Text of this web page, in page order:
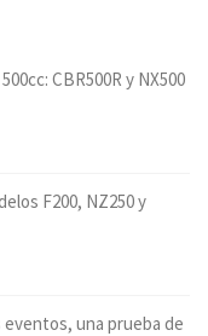
CBR500R y NX500
F200, NZ250 y
eventos, una prueba de